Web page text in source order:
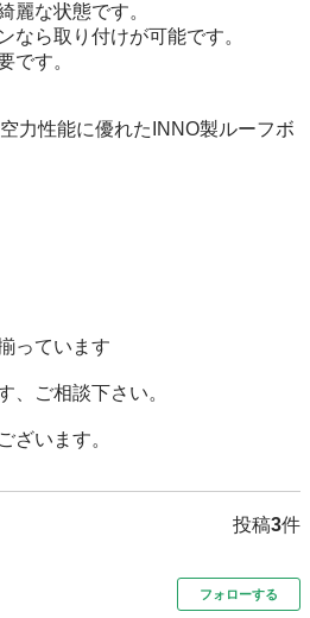
麗な状態です。
なら取り付けが可能です。
です。
力性能に優れたINNO製ルーフボ
っています
、ご相談下さい。
ざいます。
投稿3件
フォローする